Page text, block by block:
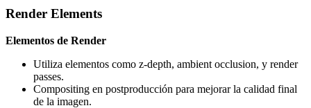
Render Elements
Elementos de Render
Utiliza elementos como z-depth, ambient occlusion, y render
passes.
Compositing en postproducción para mejorar la calidad final
de la imagen.